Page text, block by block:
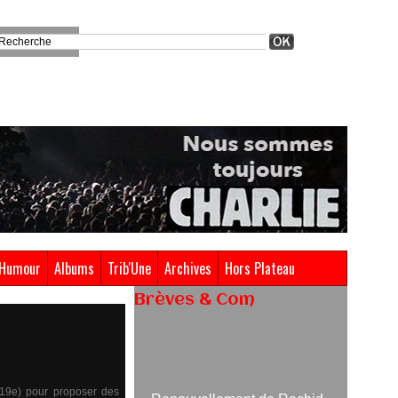
Humour Albums Trib'Une Archives Hors Plateau
pour proposer des
Brèves & Com